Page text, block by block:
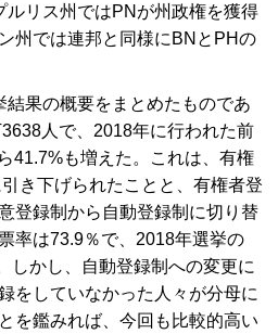
ルリス州ではPN が州政権を獲得
州では連邦と同様に BN と PHの
果の概要をまとめたものであ
人で、2018年に行われた前
41.7%も増えた。これは、有権
き下げられたことと、有権者登
登録制から自動登録制に切り替
率は73.9％で、2018年選挙の
しかし、自動登録制への変更に
をしていなかった人々が分母に
を鑑みれば、今回も比較的高い